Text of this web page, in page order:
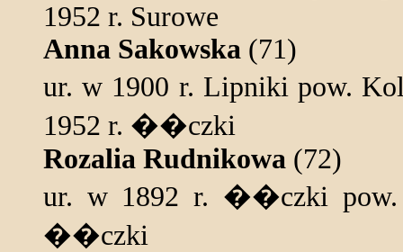
1952 r. Surowe
Anna Sakowska (71)
ur. w 1900 r. Lipniki pow.
1952 r. ��czki
Rozalia Rudnikowa (72)
ur. w 1892 r. ��czki pow.
��czki